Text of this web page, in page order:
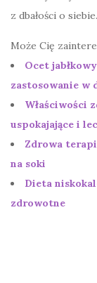
z dbałości o siebie.
Może Cię
Ocet
zastosowanie w
Właściwości
uspokajające i
Zdrowa
na soki
Dieta
zdrowotne